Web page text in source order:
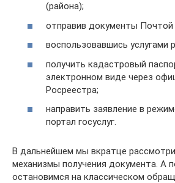
(района);
отправив документы Почтой
воспользовавшись услугами
получить кадастровый
электронном виде через
Росреестра;
направить заявление в
портал госуслуг.
В дальнейшем мы вкратце
механизмы получения документа. А
остановимся на классическом